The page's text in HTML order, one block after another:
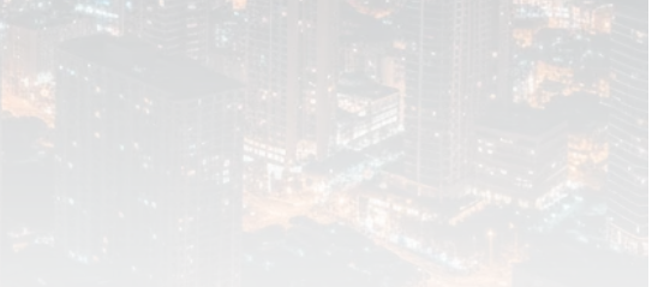
Inhalt blockiert
Um YouTube-Inhalte und Thumbnails anzuzeigen, benötigen wir
deine Zustimmung zu Medien-Cookies.
COOKIE-EINSTELLUNGEN ÖFFNEN